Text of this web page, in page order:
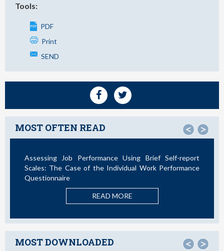
Tools:
PDF
Print
SEND
MOST OFTEN READ < >
Job Performance Using Brief Self-report
The Case of the Individual Work Performance
READ MORE
Not All
MOST DOWNLOADED < >